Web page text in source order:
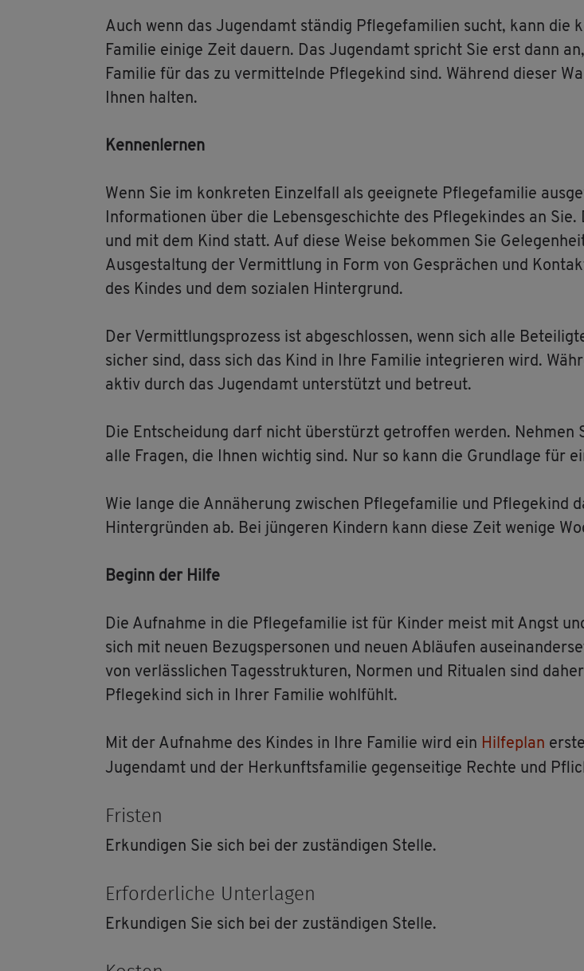
Auch wenn das Ju­gend­amt stän­dig Pfle­ge­fa­mi­li­en sucht, kann die
Fa­mi­lie ei­ni­ge Zeit dau­ern. Das Ju­gend­amt spricht Sie erst dann
Fa­mi­lie für das zu ver­mit­teln­de Pfle­ge­kind sind. Wäh­rend die­ser
Ihnen hal­ten.
Ken­nen­ler­nen
Wenn Sie im kon­kre­ten Ein­zel­fall als ge­eig­ne­te Pfle­ge­fa­mi­lie
In­for­ma­tio­nen über die Le­bens­ge­schich­te des Pfle­ge­kin­des an
und mit dem Kind statt. Auf diese Weise be­kom­men Sie
Aus­ge­stal­tung der Ver­mitt­lung in Form von Ge­sprä­chen und
des Kin­des und dem so­zia­len Hin­ter­grund.
Der Ver­mitt­lungs­pro­zess ist ab­ge­schlos­sen, wenn sich alle
si­cher sind, dass sich das Kind in Ihre Fa­mi­lie in­te­grie­ren wird.
aktiv durch das Ju­gend­amt un­ter­stützt und be­treut.
Die Ent­schei­dung darf nicht über­stürzt ge­trof­fen wer­den. Neh­men
alle Fra­gen, die Ihnen wich­tig sind. Nur so kann die Grund­la­ge für
Wie lange die An­nä­he­rung zwi­schen Pfle­ge­fa­mi­lie und Pfle­ge­kind
Hin­ter­grün­den ab. Bei jün­ge­ren Kin­dern kann diese Zeit we­ni­ge
Be­ginn der Hilfe
Die Auf­nah­me in die Pfle­ge­fa­mi­lie ist für Kin­der meist mit Angst
sich mit neuen Be­zugs­per­so­nen und neuen Ab­läu­fen
von ver­läss­li­chen Ta­ges­struk­tu­ren, Nor­men und Ri­tua­len sind
Pfle­ge­kind sich in Ihrer Fa­mi­lie wohl­fühlt.
Mit der Auf­nah­me des Kin­des in Ihre Fa­mi­lie wird ein Hil­fe­plan
Ju­gend­amt und der Her­kunfts­fa­mi­lie ge­gen­sei­ti­ge Rech­te und
Fris­ten
Er­kun­di­gen Sie sich bei der zu­stän­di­gen Stel­le.
Er­for­der­li­che Un­ter­la­gen
Er­kun­di­gen Sie sich bei der zu­stän­di­gen Stel­le.